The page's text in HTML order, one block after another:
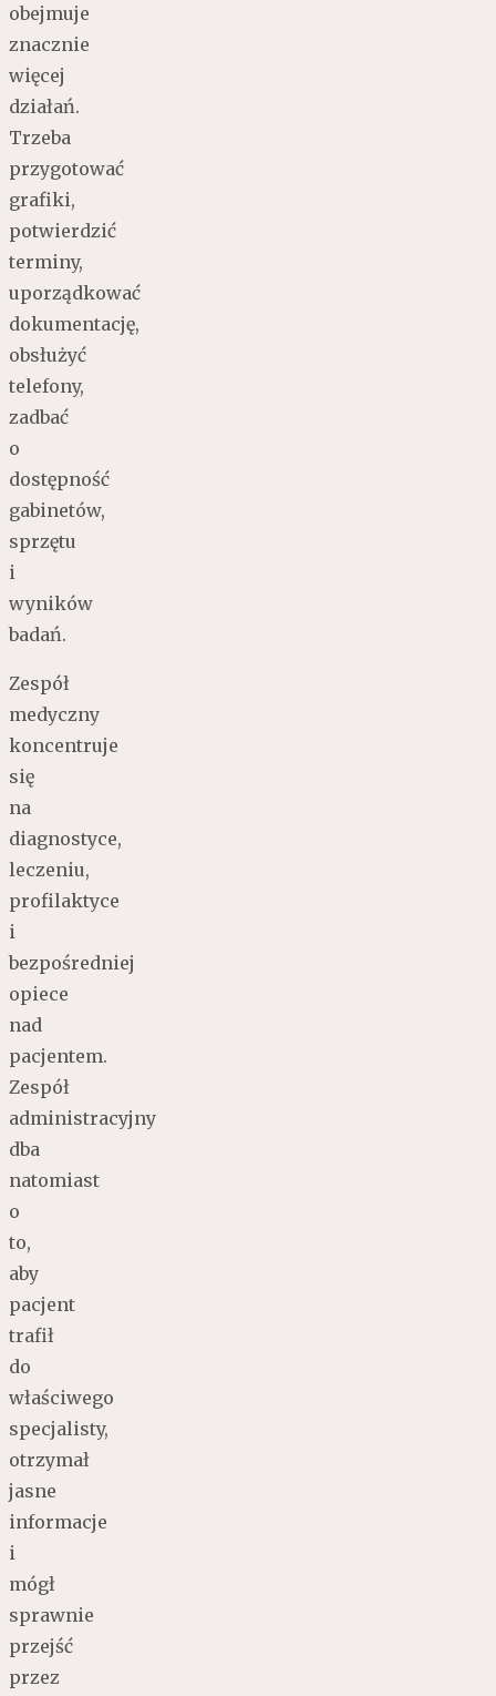
obejmuje
znacznie
więcej
działań.
Trzeba
przygotować
grafiki,
potwierdzić
terminy,
uporządkować
dokumentację,
obsłużyć
telefony,
zadbać
o
dostępność
gabinetów,
sprzętu
i
wyników
badań.
Zespół
medyczny
koncentruje
się
na
diagnostyce,
leczeniu,
profilaktyce
i
bezpośredniej
opiece
nad
pacjentem.
Zespół
administracyjny
dba
natomiast
o
to,
aby
pacjent
trafił
do
właściwego
specjalisty,
otrzymał
jasne
informacje
i
mógł
sprawnie
przejść
przez